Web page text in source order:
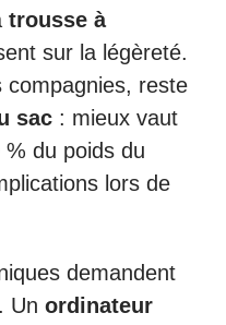
trousse à
sur la légèreté.
compagnies, reste
sac : mieux vaut
du poids du
lors de
demandent
Un ordinateur